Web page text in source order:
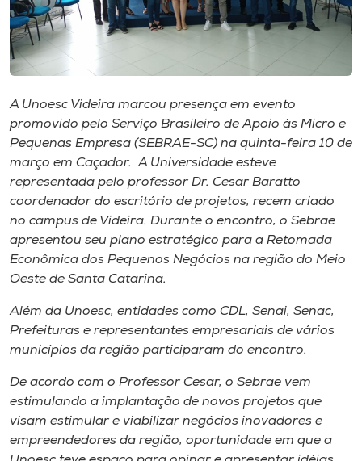
Museu
Store
Selecione
o idioma
A+
A-
A Unoesc Videira marcou presença em evento
promovido pelo Serviço Brasileiro de Apoio às Micro e
Pequenas Empresa (SEBRAE-SC) na quinta-feira 10 de
março em Caçador. A Universidade esteve
representada pelo professor Dr. Cesar Baratto
coordenador do escritório de projetos, recem criado
no campus de Videira. Durante o encontro, o Sebrae
apresentou seu plano estratégico para a Retomada
Econômica dos Pequenos Negócios na região do Meio
Oeste de Santa Catarina.
Além da Unoesc, entidades como CDL, Senai, Senac,
Prefeituras e representantes empresariais de vários
municípios da região participaram do encontro.
De acordo com o Professor Cesar, o Sebrae vem
estimulando a implantação de novos projetos que
visam estimular e viabilizar negócios inovadores e
empreendedores da região, oportunidade em que a